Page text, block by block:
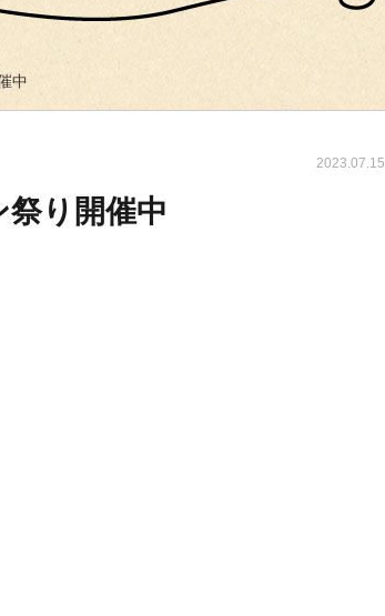
中
2023.07.15
り開催中